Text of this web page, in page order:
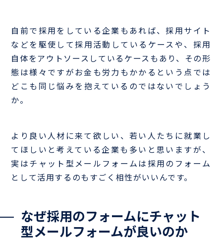
自前で採用をしている企業もあれば、採用サイト
などを駆使して採用活動しているケースや、採用
自体をアウトソースしているケースもあり、その形
態は様々ですがお金も労力もかかるという点では
どこも同じ悩みを抱えているのではないでしょう
か。
より良い人材に来て欲しい、若い人たちに就業し
てほしいと考えている企業も多いと思いますが、
実はチャット型メールフォームは採用のフォーム
として活用するのもすごく相性がいいんです。
なぜ採用のフォームにチャット
型メールフォームが良いのか